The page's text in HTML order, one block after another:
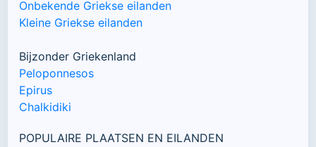
Onbekende Griekse eilanden
Kleine Griekse eilanden
Bijzonder Griekenland
Peloponnesos
Epirus
Chalkidiki
POPULAIRE PLAATSEN EN EILANDEN